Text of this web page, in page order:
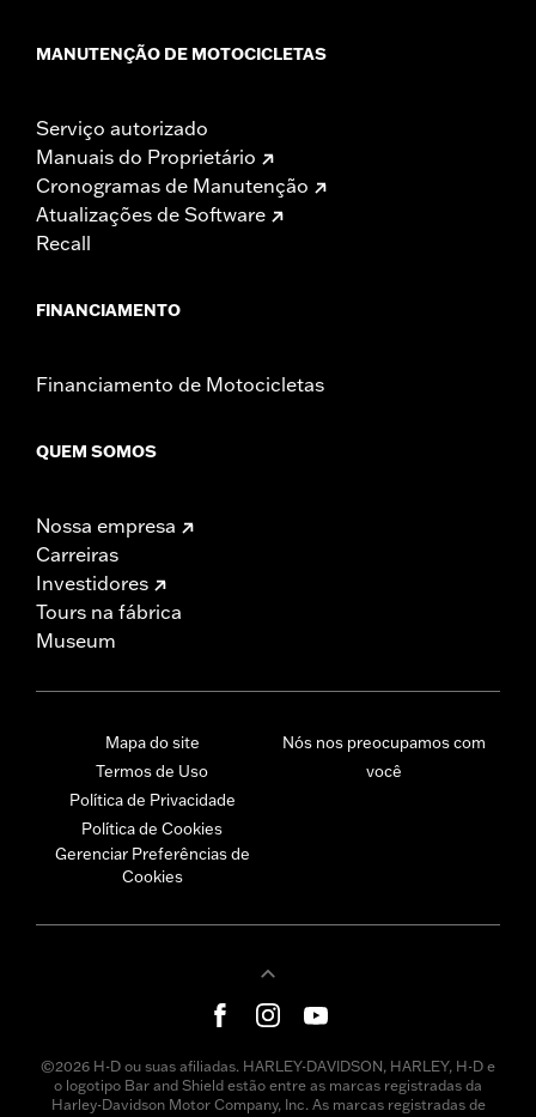
MANUTENÇÃO DE MOTOCICLETAS
Serviço autorizado
Manuais do Proprietário
Cronogramas de Manutenção
Atualizações de Software
Recall
FINANCIAMENTO
Financiamento de Motocicletas
QUEM SOMOS
Nossa empresa
Carreiras
Investidores
Tours na fábrica
Museum
Mapa do site
Termos de Uso
Política de Privacidade
Política de Cookies
Gerenciar Preferências de
Cookies
Nós nos preocupamos com
você
©2026 H-D ou suas afiliadas. HARLEY-DAVIDSON, HARLEY, H-D e
o logotipo Bar and Shield estão entre as marcas registradas da
Harley-Davidson Motor Company, Inc. As marcas registradas de